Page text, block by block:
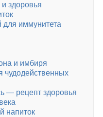
здоровья
иммунитета
и имбиря
чудодейственных
— рецепт здоровья
напиток